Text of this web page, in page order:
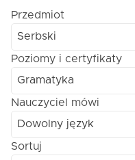
Przedmiot
Serbski
Poziomy i certyfikaty
Gramatyka
Nauczyciel mówi
Dowolny język
Sortuj